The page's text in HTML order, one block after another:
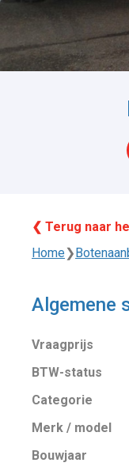
❮ Terug naar
Home❯
Algemene
Vraagprijs
BTW-status
Categorie
Merk / model
Bouwjaar